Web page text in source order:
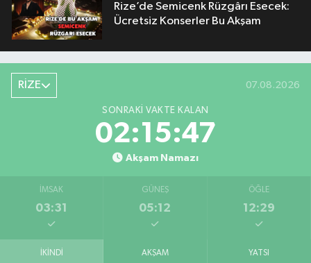
Rize’de Semicenk Rüzgârı Esecek:
Ücretsiz Konserler Bu Akşam
RİZE 07.08.2026
SONRAKI VAKTE KALAN
02:15:46
Akşam Namazı
İMSAK
03:31
GÜNEŞ
05:12
ÖĞLE
12:29
İKINDI AKŞAM YATSI